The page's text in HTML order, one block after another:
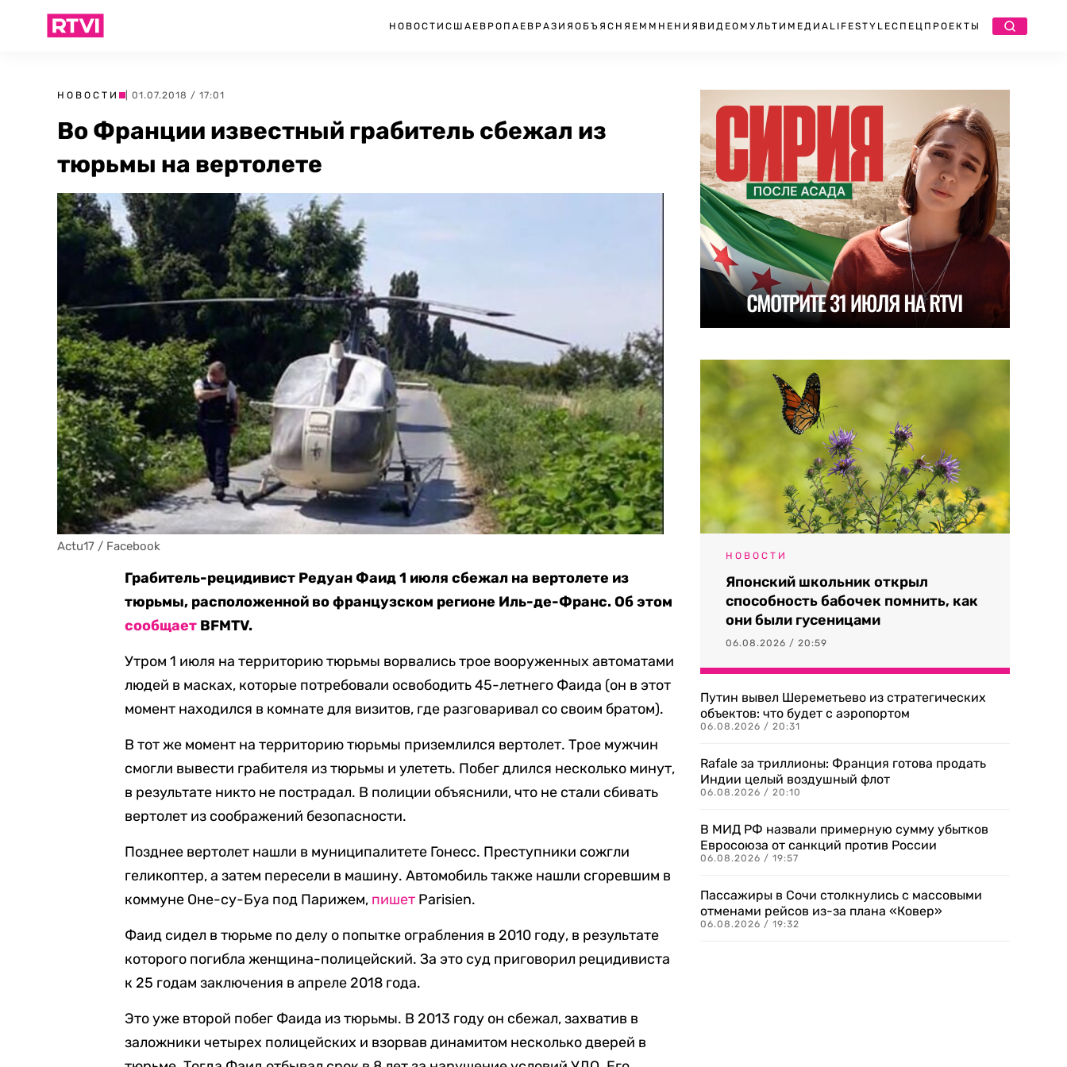
НОВОСТИ США ЕВРОПА ЕВРАЗИЯ ОБЪЯСНЯЕМ МНЕНИЯ ВИДЕО МУЛЬТИМЕДИА LIFESTYLEСПЕЦПРОЕКТЫ
НОВОСТИ | 01.07.2018 / 17:01
Во Франции известный грабитель сбежал из
тюрьмы на вертолете
Actu17 / Facebook
Грабитель-рецидивист Редуан Фаид 1 июля сбежал на вертолете из
тюрьмы, расположенной во французском регионе Иль-де-Франс. Об этом
сообщает BFMTV.
Утром 1 июля на территорию тюрьмы ворвались трое вооруженных автоматами
людей в масках, которые потребовали освободить 45-летнего Фаида (он в этот
момент находился в комнате для визитов, где разговаривал со своим братом).
В тот же момент на территорию тюрьмы приземлился вертолет. Трое мужчин
смогли вывести грабителя из тюрьмы и улететь. Побег длился несколько минут,
в результате никто не пострадал. В полиции объяснили, что не стали сбивать
вертолет из соображений безопасности.
Позднее вертолет нашли в муниципалитете Гонесс. Преступники сожгли
геликоптер, а затем пересели в машину. Автомобиль также нашли сгоревшим в
коммуне Оне-су-Буа под Парижем, пишет Parisien.
Фаид сидел в тюрьме по делу о попытке ограбления в 2010 году, в результате
которого погибла женщина-полицейский. За это суд приговорил рецидивиста
к 25 годам заключения в апреле 2018 года.
Это уже второй побег Фаида из тюрьмы. В 2013 году он сбежал, захватив в
заложники четырех полицейских и взорвав динамитом несколько дверей в
НОВОСТИ
Японский школьник открыл
способность бабочек помнить, как
они были гусеницами
06.08.2026 / 20:59
Путин вывел Шереметьево из стратегических
объектов: что будет с аэропортом
06.08.2026 / 20:31
Rafale за триллионы: Франция готова продать
Индии целый воздушный флот
06.08.2026 / 20:10
В МИД РФ назвали примерную сумму убытков
Евросоюза от санкций против России
06.08.2026 / 19:57
Пассажиры в Сочи столкнулись с массовыми
отменами рейсов из-за плана «Ковер»
06.08.2026 / 19:32